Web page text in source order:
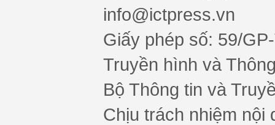
info@ictpress.vn
Giấy phép số: 59/
Truyền hình và
Bộ Thông tin và
Chịu trách nhiệm nội